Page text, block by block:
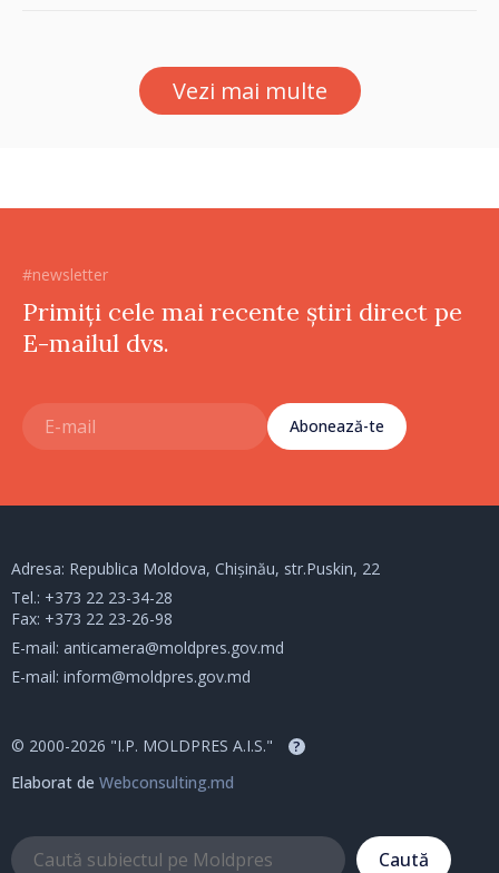
Reuniune la Moghiliov-
Vezi mai multe
#newsletter
Primiți cele mai recente știri direct pe
E-mailul dvs.
Abonează-te
Adresa: Republica Moldova, Chișinău, str.Puskin, 22
Tel.: +373 22 23-34-28
Fax: +373 22 23-26-98
E-mail: anticamera@moldpres.gov.md
E-mail: inform@moldpres.gov.md
© 2000-2026 "I.P. MOLDPRES A.I.S." ?
Elaborat de Webconsulting.md
Caută